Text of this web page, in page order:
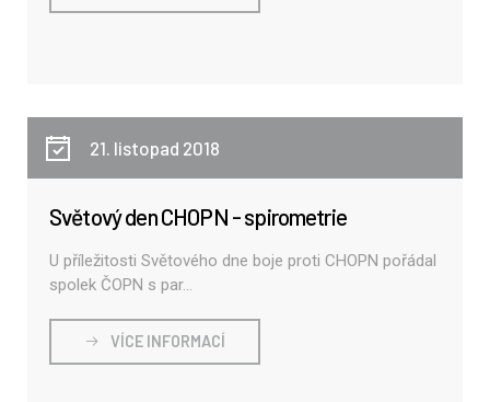
21. listopad 2018
Světový den CHOPN - spirometrie
U příležitosti Světového dne boje proti CHOPN pořádal
spolek ČOPN s par...
VÍCE INFORMACÍ